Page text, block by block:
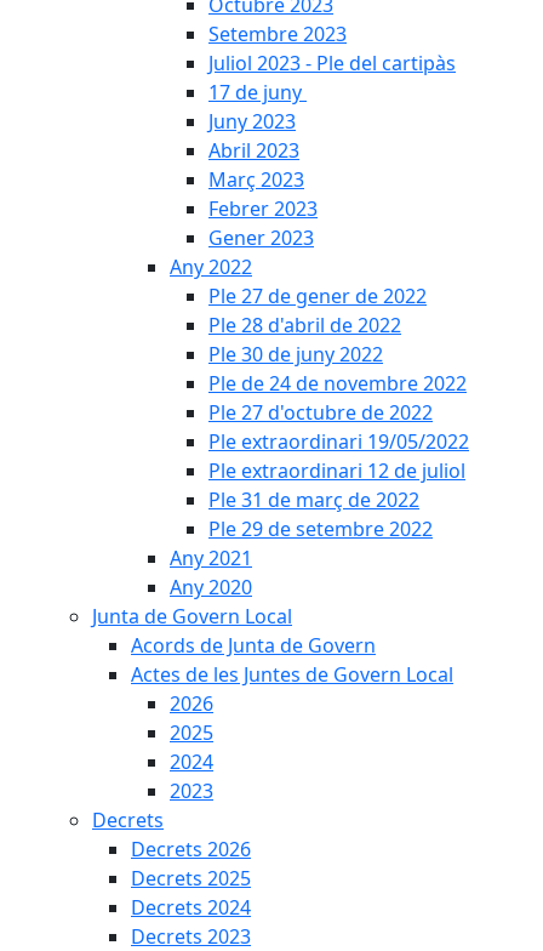
Setembre 2023
Juliol 2023 - Ple del cartipàs
17 de juny
Juny 2023
Abril 2023
Març 2023
Febrer 2023
Gener 2023
Any 2022
Ple 27 de gener de 2022
Ple 28 d'abril de 2022
Ple 30 de juny 2022
Ple de 24 de novembre 2022
Ple 27 d'octubre de 2022
Ple extraordinari 19/05/2022
Ple extraordinari 12 de juliol
Ple 31 de març de 2022
Ple 29 de setembre 2022
Any 2021
Any 2020
Junta de Govern Local
Acords de Junta de Govern
Actes de les Juntes de Govern Local
2026
2025
2024
2023
Decrets
Decrets 2026
Decrets 2025
Decrets 2024
Decrets 2023